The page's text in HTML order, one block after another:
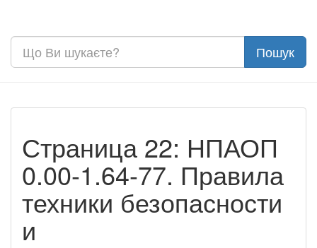
Страница 22: НПАОП
0.00-1.64-77. Правила
техники безопасности
и